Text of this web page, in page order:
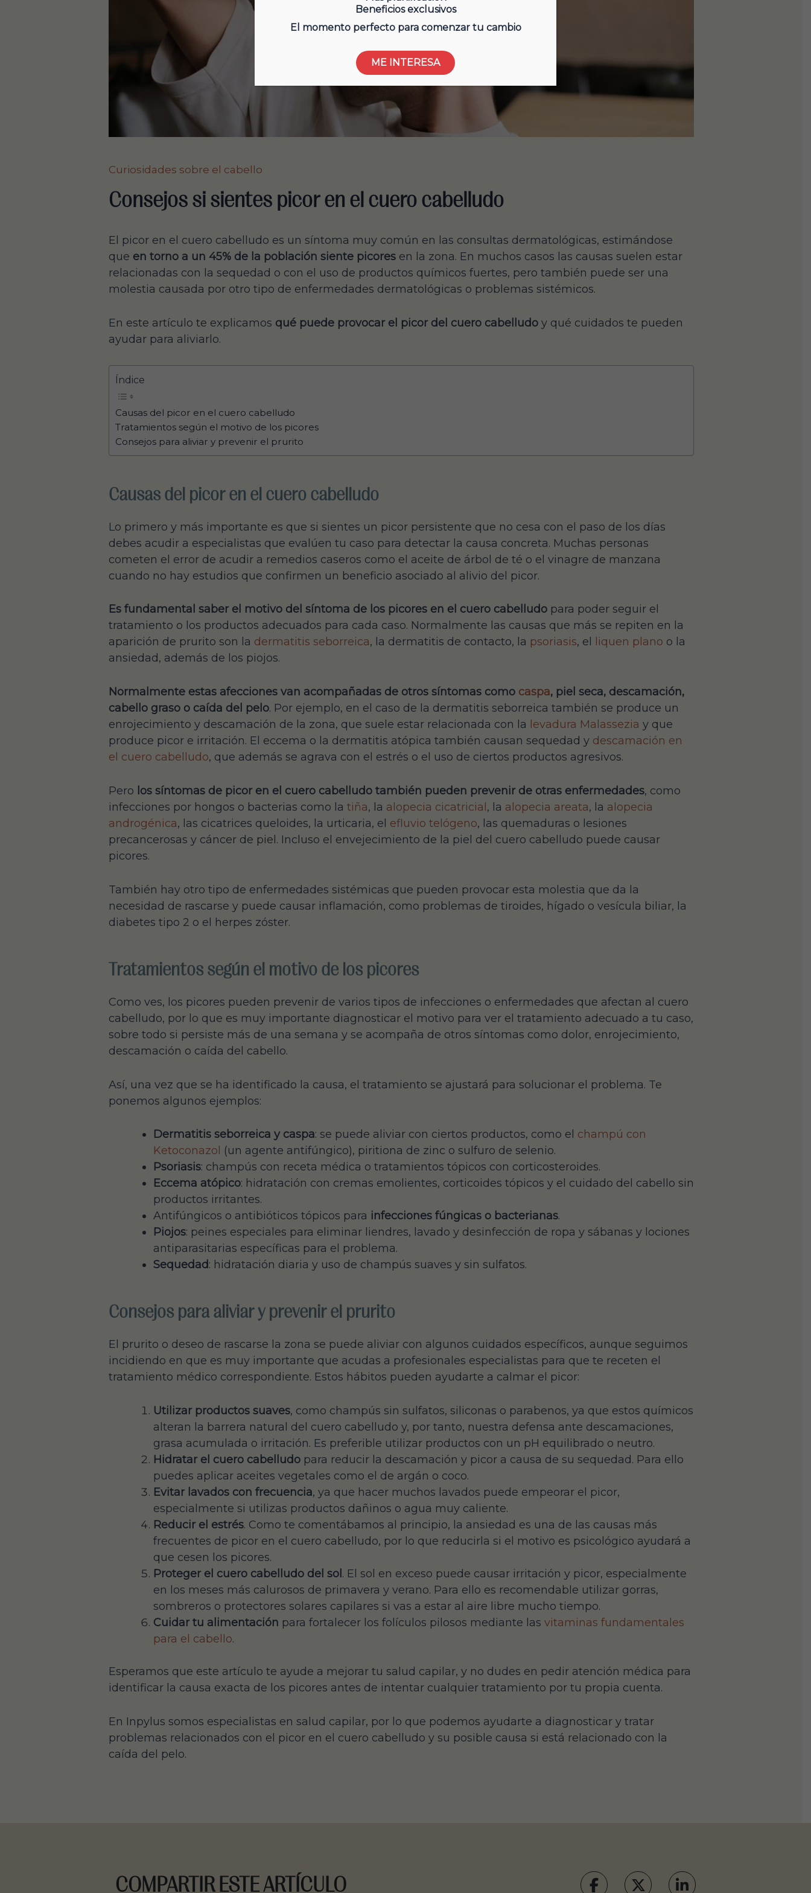
Curiosidades sobre el cabello
Consejos si sientes picor en el cuero cabelludo
El picor en el cuero cabelludo es un síntoma muy común en las consultas dermatológicas, estimándose
que en torno a un 45% de la población siente picoresen la zona. En muchos casos las causas suelen estar
relacionadas con la sequedad o con el uso de productos químicos fuertes, pero también puede ser una
molestia causada por otro tipo de enfermedades dermatológicas o problemas sistémicos.
En este artículo te explicamos qué puede provocar el picor del cuero cabelludoy qué cuidados te pueden
ayudar para aliviarlo.
Índice
Causas del picor en el cuero cabelludo
Tratamientos según el motivo de los picores
Consejos para aliviar y prevenir el prurito
Causas del picor en el cuero cabelludo
Lo primero y más importante es que si sientes un picor persistente que no cesa con el paso de los días
debes acudir a especialistas que evalúen tu caso para detectar la causa concreta. Muchas personas
cometen el error de acudir a remedios caseros como el aceite de árbol de té o el vinagre de manzana
cuando no hay estudios que confirmen un beneficio asociado al alivio del picor.
Es fundamental saber el motivo del síntoma de los picores en el cuero cabelludopara poder seguir el
tratamiento o los productos adecuados para cada caso. Normalmente las causas que más se repiten en la
aparición de prurito son la dermatitis seborreica, la dermatitis de contacto, la psoriasis, el liquen plano o la
ansiedad, además de los piojos.
Normalmente estas afecciones van acompañadas de otros síntomas como caspa, piel seca, descamación,
cabello graso o caída del pelo. Por ejemplo, en el caso de la dermatitis seborreica también se produce un
enrojecimiento y descamación de la zona, que suele estar relacionada con la levadura Malassezia y que
produce picor e irritación. El eccema o la dermatitis atópica también causan sequedad y descamación en
el cuero cabelludo, que además se agrava con el estrés o el uso de ciertos productos agresivos.
Pero los síntomas de picor en el cuero cabelludo también pueden prevenir de otras enfermedades, como
infecciones por hongos o bacterias como la tiña, la alopecia cicatricial , la alopecia areata, la alopecia
androgénica, las cicatrices queloides, la urticaria, el efluvio telógeno, las quemaduras o lesiones
precancerosas y cáncer de piel. Incluso el envejecimiento de la piel del cuero cabelludo puede causar
picores.
También hay otro tipo de enfermedades sistémicas que pueden provocar esta molestia que da la
necesidad de rascarse y puede causar inflamación, como problemas de tiroides, hígado o vesícula biliar, la
diabetes tipo 2 o el herpes zóster.
Tratamientos según el motivo de los picores
Como ves, los picores pueden prevenir de varios tipos de infecciones o enfermedades que afectan al cuero
cabelludo, por lo que es muy importante diagnosticar el motivo para ver el tratamiento adecuado a tu caso,
sobre todo si persiste más de una semana y se acompaña de otros síntomas como dolor, enrojecimiento,
descamación o caída del cabello.
Así, una vez que se ha identificado la causa, el tratamiento se ajustará para solucionar el problema. Te
ponemos algunos ejemplos:
Dermatitis seborreica y caspa: se puede aliviar con ciertos productos, como el champú con
Ketoconazol (un agente antifúngico), piritiona de zinc o sulfuro de selenio.
Psoriasis: champús con receta médica o tratamientos tópicos con corticosteroides.
Eccema atópico: hidratación con cremas emolientes, corticoides tópicos y el cuidado del cabello sin
productos irritantes.
Antifúngicos o antibióticos tópicos para infecciones fúngicas o bacterianas.
Piojos: peines especiales para eliminar liendres, lavado y desinfección de ropa y sábanas y lociones
antiparasitarias específicas para el problema.
Sequedad: hidratación diaria y uso de champús suaves y sin sulfatos.
Consejos para aliviar y prevenir el prurito
El prurito o deseo de rascarse la zona se puede aliviar con algunos cuidados específicos, aunque seguimos
incidiendo en que es muy importante que acudas a profesionales especialistas para que te receten el
tratamiento médico correspondiente. Estos hábitos pueden ayudarte a calmar el picor:
Utilizar productos suaves, como champús sin sulfatos, siliconas o parabenos, ya que estos químicos
alteran la barrera natural del cuero cabelludo y, por tanto, nuestra defensa ante descamaciones,
grasa acumulada o irritación. Es preferible utilizar productos con un pH equilibrado o neutro.
Hidratar el cuero cabelludopara reducir la descamación y picor a causa de su sequedad. Para ello
puedes aplicar aceites vegetales como el de argán o coco.
Evitar lavados con frecuencia, ya que hacer muchos lavados puede empeorar el picor,
especialmente si utilizas productos dañinos o agua muy caliente.
Reducir el estrés. Como te comentábamos al principio, la ansiedad es una de las causas más
frecuentes de picor en el cuero cabelludo, por lo que reducirla si el motivo es psicológico ayudará a
que cesen los picores.
Proteger el cuero cabelludo del sol . El sol en exceso puede causar irritación y picor, especialmente
en los meses más calurosos de primavera y verano. Para ello es recomendable utilizar gorras,
sombreros o protectores solares capilares si vas a estar al aire libre mucho tiempo.
Cuidar tu alimentación para fortalecer los folículos pilosos mediante las vitaminas fundamentales
para el cabello.
Esperamos que este artículo te ayude a mejorar tu salud capilar, y no dudes en pedir atención médica para
identificar la causa exacta de los picores antes de intentar cualquier tratamiento por tu propia cuenta.
En Inpylus somos especialistas en salud capilar, por lo que podemos ayudarte a diagnosticar y tratar
problemas relacionados con el picor en el cuero cabelludo y su posible causa si está relacionado con la
caída del pelo.
COMPARTIR ESTE ARTÍCULO
Beneficios exclusivos
El momento perfecto para comenzar tu cambio
ME INTERESA